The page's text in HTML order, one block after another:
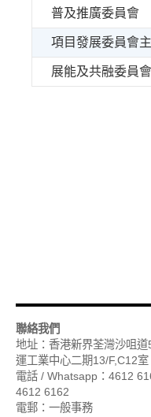
普及推廣委員會
項目發展委員會
展能及共融委員
聯絡我們
地址：香港新界荃灣沙咀道
運工業中心二期13/F,C12室
電話 / Whatsapp：4612
4612 6162
電郵：一般事務